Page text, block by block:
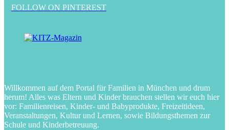
FOLLOW ON PINTEREST
Willkommen auf dem Portal für Familien in München und drum
herum! Alles was Eltern und Kinder brauchen stellen wir euch hier
vor: Familienreisen, Kinder- und Babyprodukte, Freizeitideen,
Veranstaltungen, Kultur und Lernen, sowie Bildungsthemen zur
Schule und Kinderbetreuung.